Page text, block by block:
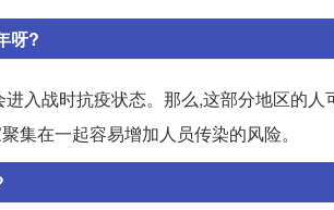
呀?
入战时抗疫状态。那么,这部分地区的
集在一起容易增加人员传染的风险。